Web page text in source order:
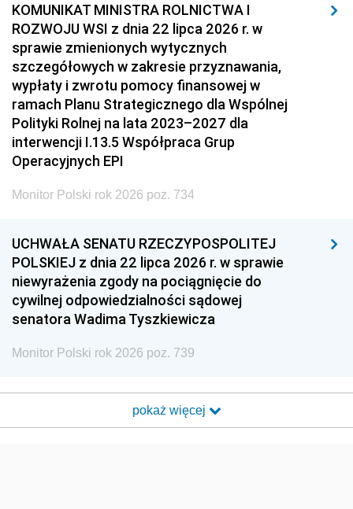
KOMUNIKAT MINISTRA ROLNICTWA I
ROZWOJU WSI z dnia 22 lipca 2026 r. w
sprawie zmienionych wytycznych
szczegółowych w zakresie przyznawania,
wypłaty i zwrotu pomocy finansowej w
ramach Planu Strategicznego dla Wspólnej
Polityki Rolnej na lata 2023–2027 dla
interwencji I.13.5 Współpraca Grup
Operacyjnych EPI
Monitor Polski rok 2026 poz. 734
UCHWAŁA SENATU RZECZYPOSPOLITEJ
POLSKIEJ z dnia 22 lipca 2026 r. w sprawie
niewyrażenia zgody na pociągnięcie do
cywilnej odpowiedzialności sądowej
senatora Wadima Tyszkiewicza
Monitor Polski rok 2026 poz. 739
pokaż więcej